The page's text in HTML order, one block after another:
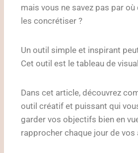
mais vous ne savez pas par
les concrétiser ?
Un outil simple et inspirant
Cet outil est le tableau de
Dans cet article, découvrez
outil créatif et puissant qui
garder vos objectifs bien en
rapprocher chaque jour de vos